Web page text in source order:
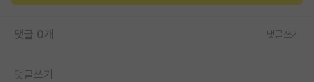
장학금/장학생 게시판
학술 정보 게시판
댓글 0개 댓글쓰기
댓글쓰기